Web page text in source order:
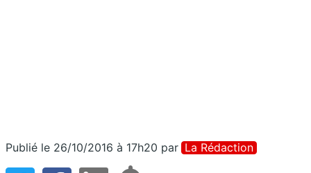
Publié le 26/10/2016 à 17h20 par La Rédaction